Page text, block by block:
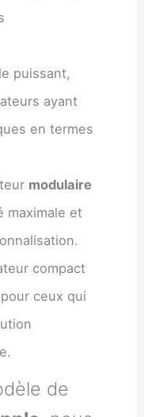
puissant,
ayant
en termes
modulaire
maximale et
compact
ceux qui
de